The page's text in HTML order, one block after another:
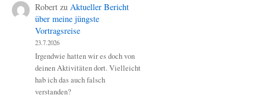
Robert zu Aktueller Bericht
über meine jüngste
Vortragsreise
23.7.2026
Irgendwie hatten wir es doch von
deinen Aktivitäten dort. Vielleicht
hab ich das auch falsch
verstanden?